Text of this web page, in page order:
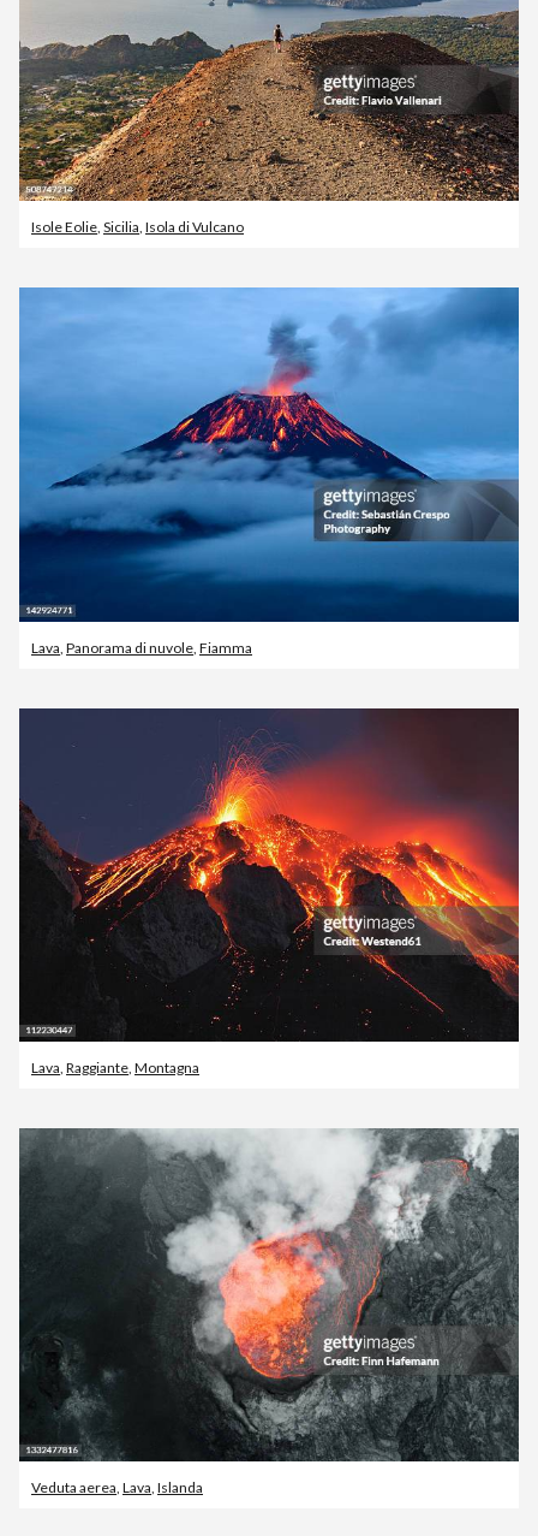
Isole Eolie, Sicilia, Isola di Vulcano
Lava Panorama di nuvole Fiamma
Lava Raggiante Montagna
Veduta aerea, Lava, Islanda